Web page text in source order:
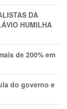
DA
HUMILHA
de 200% em
do governo e